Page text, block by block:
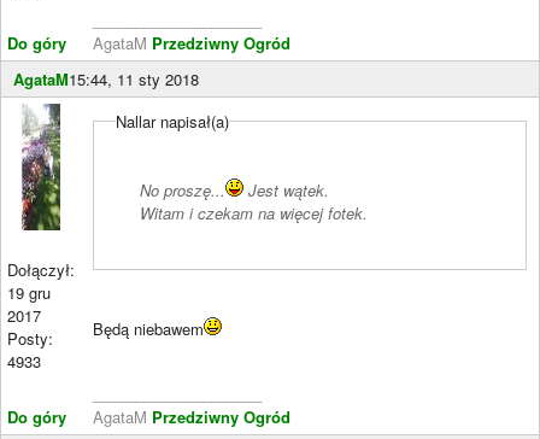
Do góry
AgataM Przedziwny Ogród
AgataM15:44, 11 sty 2018
Dołączył:
19 gru
2017
Posty:
4933
Do góry
Nallar napisał(a)
No proszę...
Jest wątek.
Witam i czekam na więcej fotek.
Będą niebawem
AgataM Przedziwny Ogród